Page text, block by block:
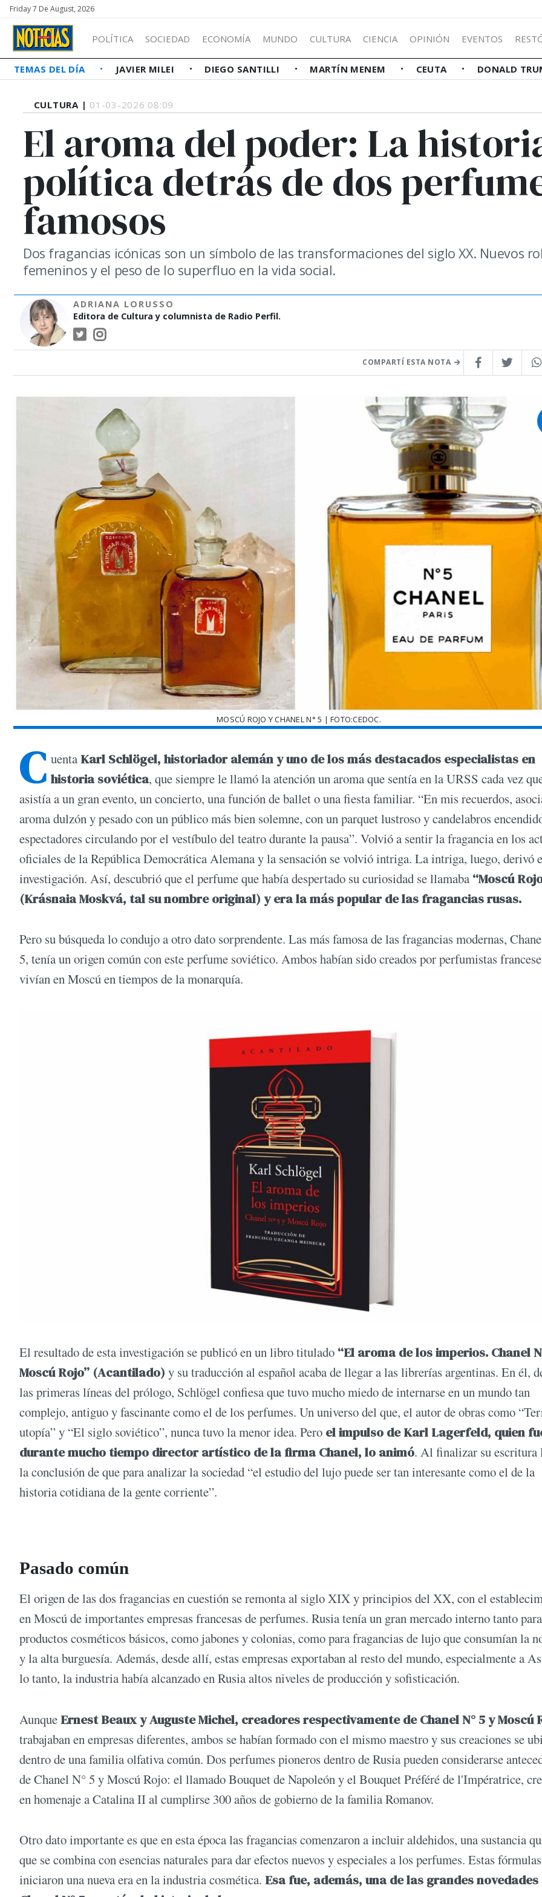
Friday 7 De August, 2026
POLÍTICA SOCIEDAD ECONOMÍA MUNDO CULTURA CIENCIA OPINIÓN EVENTOS
TEMAS DEL DÍA JAVIER MILEI DIEGO SANTILLI MARTÍN MENEM CEUTA DONALD
CULTURA | 01-03-2026 08:09
El aroma del poder: La
política detrás de dos
famosos
Dos fragancias icónicas son un símbolo de las transformaciones del siglo XX. Nuevos
femeninos y el peso de lo superfluo en la vida social.
ADRIANA LORUSSO
Editora de Cultura y columnista de Radio Perfil.
COMPARTÍ ESTA NOTA
MOSCÚ ROJO Y CHANEL N° 5 | FOTO:CEDOC.
C uenta Karl Schlögel, historiador alemán y uno de los más destacados especialistas en
historia soviética, que siempre le llamó la atención un aroma que sentía en la URSS cada vez
asistía a un gran evento, un concierto, una función de ballet o una fiesta familiar. “En mis recuerdos,
aroma dulzón y pesado con un público más bien solemne, con un parquet lustroso y candelabros
espectadores circulando por el vestíbulo del teatro durante la pausa”. Volvió a sentir la fragancia en los
oficiales de la República Democrática Alemana y la sensación se volvió intriga. La intriga, luego, derivó
investigación. Así, descubrió que el perfume que había despertado su curiosidad se llamaba “Moscú
(Krásnaia Moskvá, tal su nombre original) y era la más popular de las fragancias rusas.
Pero su búsqueda lo condujo a otro dato sorprendente. Las más famosa de las fragancias modernas,
5, tenía un origen común con este perfume soviético. Ambos habían sido creados por perfumistas
vivían en Moscú en tiempos de la monarquía.
El resultado de esta investigación se publicó en un libro titulado “El aroma de los imperios. Chanel
Moscú Rojo” (Acantilado) y su traducción al español acaba de llegar a las librerías argentinas. En él,
las primeras líneas del prólogo, Schlögel confiesa que tuvo mucho miedo de internarse en un mundo tan
complejo, antiguo y fascinante como el de los perfumes. Un universo del que, el autor de obras como
utopía” y “El siglo soviético”, nunca tuvo la menor idea. Pero el impulso de Karl Lagerfeld, quien
durante mucho tiempo director artístico de la firma Chanel, lo animó. Al finalizar su escritura
la conclusión de que para analizar la sociedad “el estudio del lujo puede ser tan interesante como el de la
historia cotidiana de la gente corriente”.
Pasado común
El origen de las dos fragancias en cuestión se remonta al siglo XIX y principios del XX, con el
en Moscú de importantes empresas francesas de perfumes. Rusia tenía un gran mercado interno tanto para
productos cosméticos básicos, como jabones y colonias, como para fragancias de lujo que consumían la
y la alta burguesía. Además, desde allí, estas empresas exportaban al resto del mundo, especialmente a
lo tanto, la industria había alcanzado en Rusia altos niveles de producción y sofisticación.
Aunque Ernest Beaux y Auguste Michel, creadores respectivamente de Chanel N° 5 y Moscú
trabajaban en empresas diferentes, ambos se habían formado con el mismo maestro y sus creaciones se
dentro de una familia olfativa común. Dos perfumes pioneros dentro de Rusia pueden considerarse
de Chanel N° 5 y Moscú Rojo: el llamado Bouquet de Napoleón y el Bouquet Préféré de l'Impératrice,
en homenaje a Catalina II al cumplirse 300 años de gobierno de la familia Romanov.
Otro dato importante es que en esta época las fragancias comenzaron a incluir aldehidos, una sustancia
que se combina con esencias naturales para dar efectos nuevos y especiales a los perfumes. Estas fórmulas
iniciaron una nueva era en la industria cosmética. Esa fue, además, una de las grandes novedades